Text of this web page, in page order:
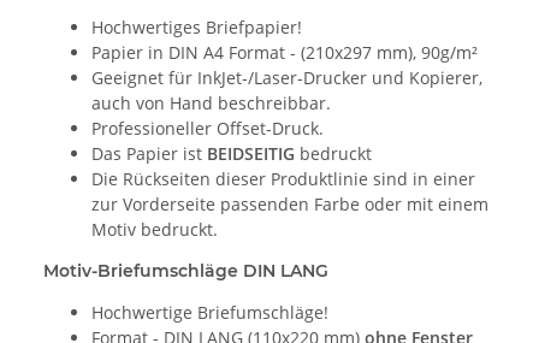
Hochwertiges Briefpapier!
Papier in DIN A4 Format - (210x297 mm), 90g/m²
Geeignet für InkJet-/Laser-Drucker und Kopierer,
auch von Hand beschreibbar.
Professioneller Offset-Druck.
Das Papier ist BEIDSEITIG bedruckt
Die Rückseiten dieser Produktlinie sind in einer
zur Vorderseite passenden Farbe oder mit einem
Motiv bedruckt.
Motiv-Briefumschläge DIN LANG
Hochwertige Briefumschläge!
Format - DIN LANG (110x220 mm) ohne Fenster